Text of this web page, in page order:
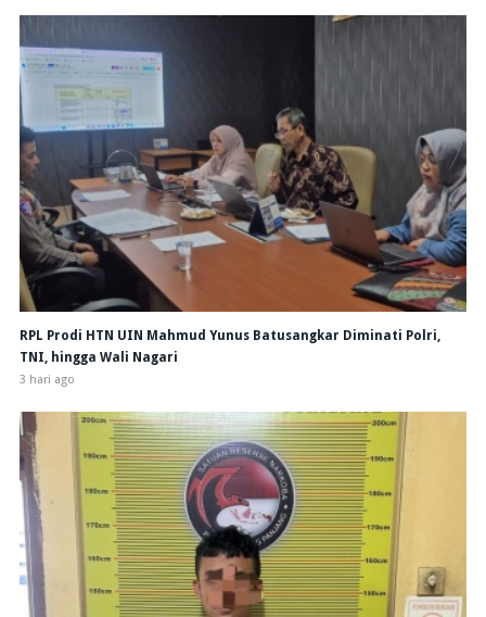
RPL Prodi HTN UIN Mahmud Yunus Batusangkar Diminati Polri,
TNI, hingga Wali Nagari
3 hari ago